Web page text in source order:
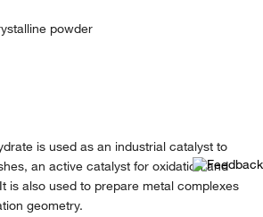
powder
is used as an industrial catalyst to
an active catalyst for oxidation and
is also used to prepare metal complexes
geometry.